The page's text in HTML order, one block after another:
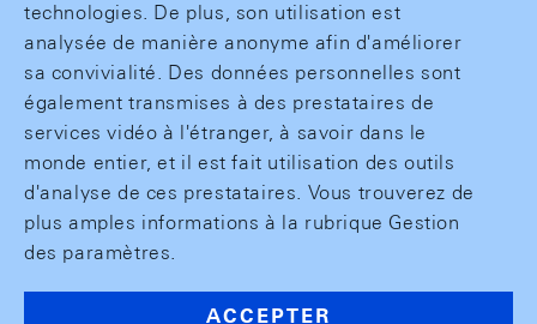
technologies. De plus, son utilisation est
analysée de manière anonyme afin d'améliorer
sa convivialité. Des données personnelles sont
également transmises à des prestataires de
services vidéo à l'étranger, à savoir dans le
monde entier, et il est fait utilisation des outils
d'analyse de ces prestataires. Vous trouverez de
plus amples informations à la rubrique Gestion
des paramètres.
ACCEPTER